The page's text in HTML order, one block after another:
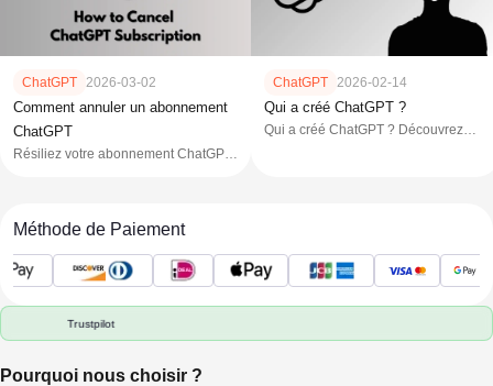
ChatGPT 2026-03-02
Comment annuler un abonnement
ChatGPT
Résiliez votre abonnement ChatGPT
échéances de facturation et
consultez la FAQ.
ChatGPT 2026-02-14
Qui a créé ChatGPT ?
Qui a créé ChatGPT ? Découvrez
Méthode de Paiement
Trustpilot
Pourquoi nous choisir ?